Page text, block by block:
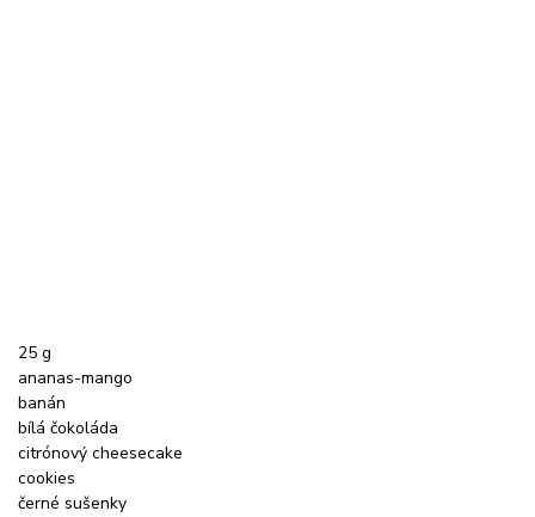
25 g
ananas-mango
banán
bílá čokoláda
citrónový cheesecake
cookies
černé sušenky